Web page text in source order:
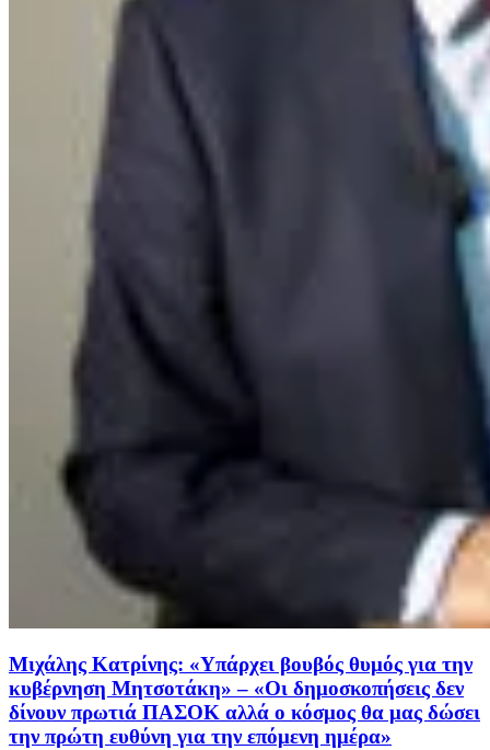
Μιχάλης Κατρίνης: «Υπάρχει βουβός θυμός για την
κυβέρνηση Μητσοτάκη» – «Οι δημοσκοπήσεις δεν
δίνουν πρωτιά ΠΑΣΟΚ αλλά ο κόσμος θα μας δώσει
την πρώτη ευθύνη για την επόμενη ημέρα»